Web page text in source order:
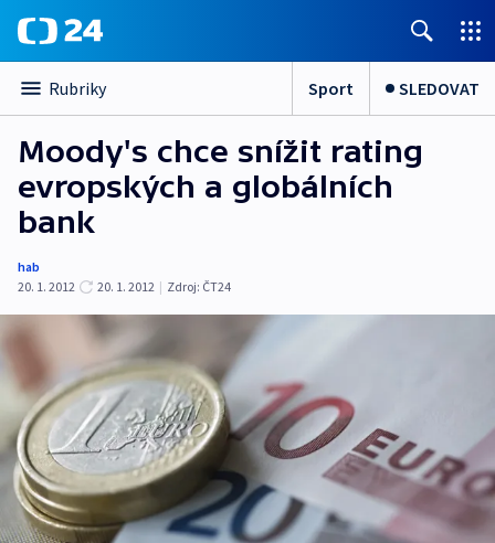
Rubriky Sport SLEDOVAT
Moody's chce snížit rating
evropských a globálních
bank
hab
20. 1. 2012
20. 1. 2012 | Zdroj: ČT24